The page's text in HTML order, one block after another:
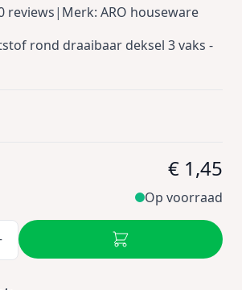
reviews| Merk: ARO houseware
rond draaibaar deksel 3 vaks -
€ 1,45
Op voorraad